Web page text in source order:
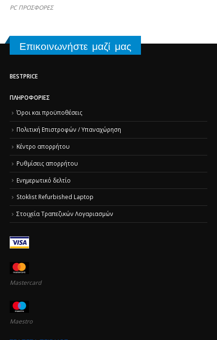
PC ΠΡΟΣΦΟΡΕΣ
Επικοινωνήστε μαζί μας
BESTPRICE
ΠΛΗΡΟΦΟΡΊΕΣ
Όροι και προϋποθέσεις
Πολιτική Επιστροφών / Υπαναχώρηση
Κέντρο απορρήτου
Ρυθμίσεις απορρήτου
Ενημερωτικό δελτίο
Stoklist Refurbished Laptop
Στοιχεία Τραπεζικών Λογαριασμών
Mastercard
Maestro